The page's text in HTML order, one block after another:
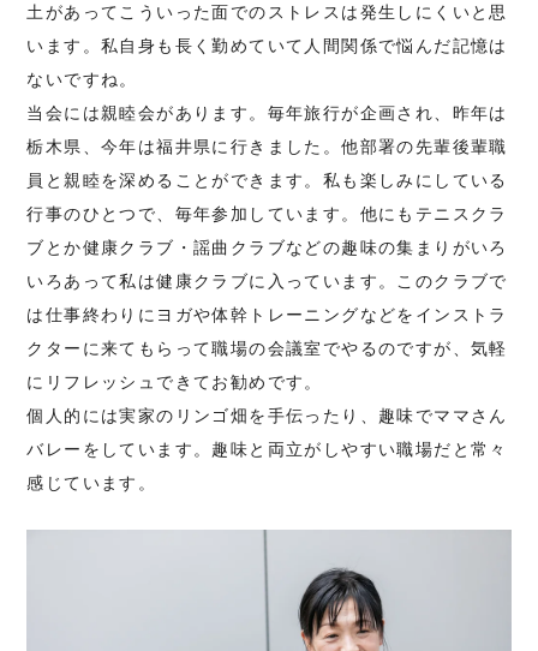
土があってこういった面でのストレスは発生しにくいと思
います。私自身も長く勤めていて人間関係で悩んだ記憶は
ないですね。
当会には親睦会があります。毎年旅行が企画され、昨年は
栃木県、今年は福井県に行きました。他部署の先輩後輩職
員と親睦を深めることができます。私も楽しみにしている
行事のひとつで、毎年参加しています。他にもテニスクラ
ブとか健康クラブ・謡曲クラブなどの趣味の集まりがいろ
いろあって私は健康クラブに入っています。このクラブで
は仕事終わりにヨガや体幹トレーニングなどをインストラ
クターに来てもらって職場の会議室でやるのですが、気軽
にリフレッシュできてお勧めです。
個人的には実家のリンゴ畑を手伝ったり、趣味でママさん
バレーをしています。趣味と両立がしやすい職場だと常々
感じています。